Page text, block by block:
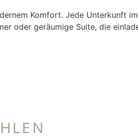
Komfort. Jede Unterkunft
oder geräumige Suite, die